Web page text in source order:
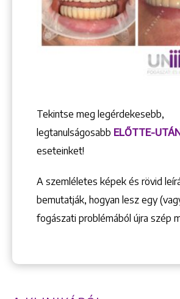
Tekintse meg legérdekesebb,
legtanulságosabb ELŐTTE-
eseteinket!
A szemléletes képek és rövid
bemutatják, hogyan lesz egy
fogászati problémából újra szép